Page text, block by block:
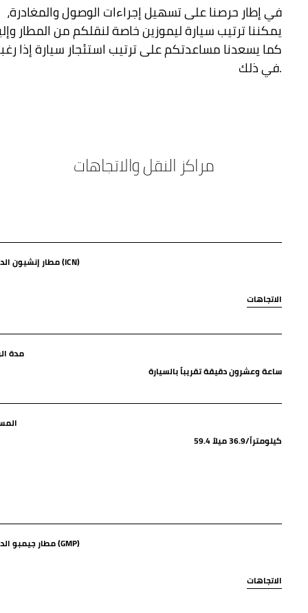
في إطار حرصنا على تسهيل إجراءات الوصول والمغادرة،
يمكننا ترتيب سيارة ليموزين خاصة لنقلكم من المطار
كما يسعدنا مساعدتكم على ترتيب استئجار سيارة إذا
في ذلك.
مراكز النقل والاتجاهات
مطار إنشيون الدولي (ICN)
الاتجاهات
مدة
ساعة وعشرون دقيقة تقريباً بالسيارة
59.4 كيلومتراً/36.9 ميلاً
مطار جيمبو الدولي (GMP)
الاتجاهات